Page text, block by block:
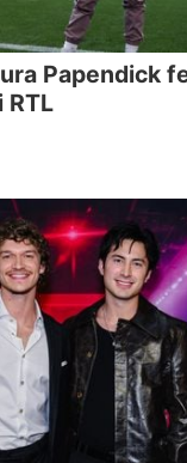
Papendick
RTL